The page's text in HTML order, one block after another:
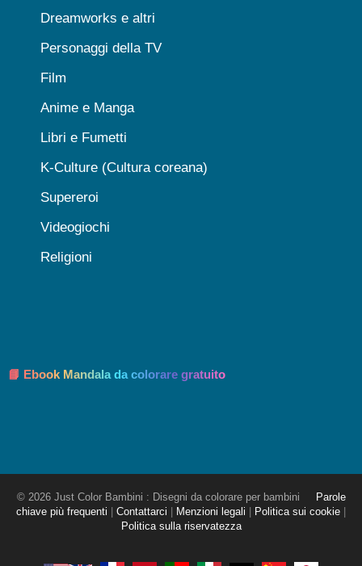
Dreamworks e altri
Personaggi della TV
Film
Anime e Manga
Libri e Fumetti
K-Culture (Cultura coreana)
Supereroi
Videogiochi
Religioni
📘 Ebook Mandala da colorare gratuito
© 2026 Just Color Bambini : Disegni da colorare per bambini
Parole
chiave più frequenti
Contattarci Menzioni legali Politica sui cookie
Politica sulla riservatezza